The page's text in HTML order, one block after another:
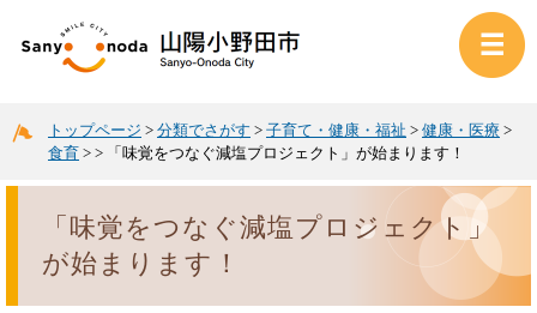
トップページ > 分類でさがす > 子育て・健康・福祉 > 健康・医療 >
食育 > > 「味覚をつなぐ減塩プロジェクト」が始まります！
「味覚をつなぐ減塩プロジェクト」
が始まります！